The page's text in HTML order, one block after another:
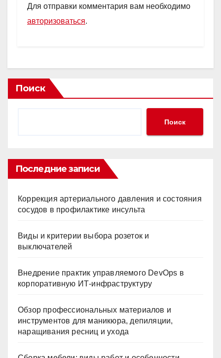
Для отправки комментария вам необходимо
авторизоваться.
Поиск
Поиск
Последние записи
Коррекция артериального давления и состояния
сосудов в профилактике инсульта
Виды и критерии выбора розеток и
выключателей
Внедрение практик управляемого DevOps в
корпоративную ИТ-инфраструктуру
Обзор профессиональных материалов и
инструментов для маникюра, депиляции,
наращивания ресниц и ухода